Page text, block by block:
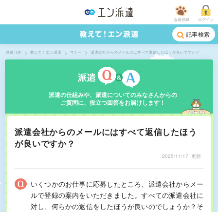
会員登録 ログイン
記事検索
派遣TOP 教えて！エン派遣 マナー 派遣会社からのメールにはすべて返信したほうが良いですか？
派遣の仕組みや、派遣についてのみなさんからの
ご質問に、役立つ回答をお届けします！
派遣会社からのメールにはすべて返信したほう
が良いですか？
2025/11/17 更新
いくつかのお仕事に応募したところ、派遣会社からメー
ルで登録の案内をいただきました。すべての派遣会社に
対し、何らかの返信をしたほうが良いのでしょうか？そ